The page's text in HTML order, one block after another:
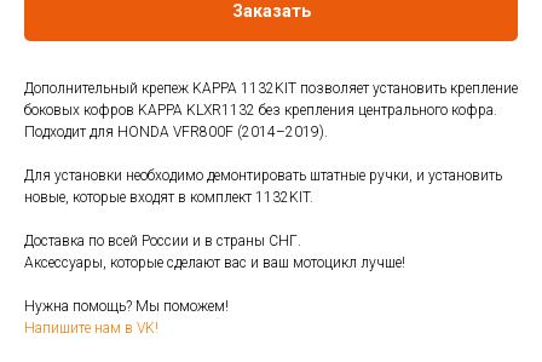
Заказать
Дополнительный крепеж KAPPA 1132KIT позволяет установить крепление
боковых кофров KAPPA KLXR1132 без крепления центрального кофра.
Подходит для HONDA VFR800F (2014–2019).
Для установки необходимо демонтировать штатные ручки, и установить
новые, которые входят в комплект 1132KIT.
Доставка по всей России и в страны СНГ.
Аксессуары, которые сделают вас и ваш мотоцикл лучше!
Нужна помощь? Мы поможем!
Напишите нам в VK!